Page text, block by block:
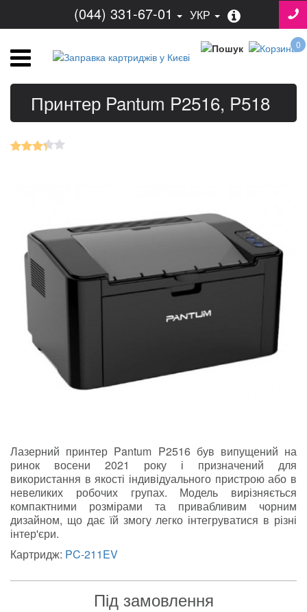
(044) 331-67-01 УКР
0
Принтер Pantum P2516, P518
Лазерний принтер Pantum P2516 був випущений на
ринок восени 2021 року і призначений для
використання в якості індивідуального пристрою або в
невеликих робочих групах. Модель вирізняється
компактними розмірами та привабливим чорним
дизайном, що дає їй змогу легко інтегруватися в різні
інтер'єри.
Картридж: PC-211EV
Під замовлення